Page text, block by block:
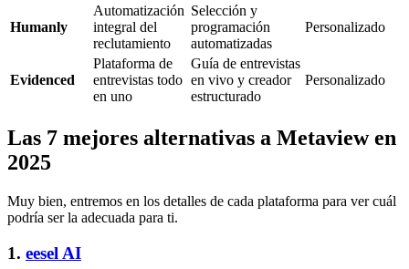
Humanly
Automatización
integral del
reclutamiento
Selección y
programación
automatizadas
Personalizado
Evidenced
Plataforma de
entrevistas todo
en uno
Guía de entrevistas
en vivo y creador
estructurado
Personalizado
Las 7 mejores alternativas a Metaview en
2025
Muy bien, entremos en los detalles de cada plataforma para ver cuál
podría ser la adecuada para ti.
1. eesel AI